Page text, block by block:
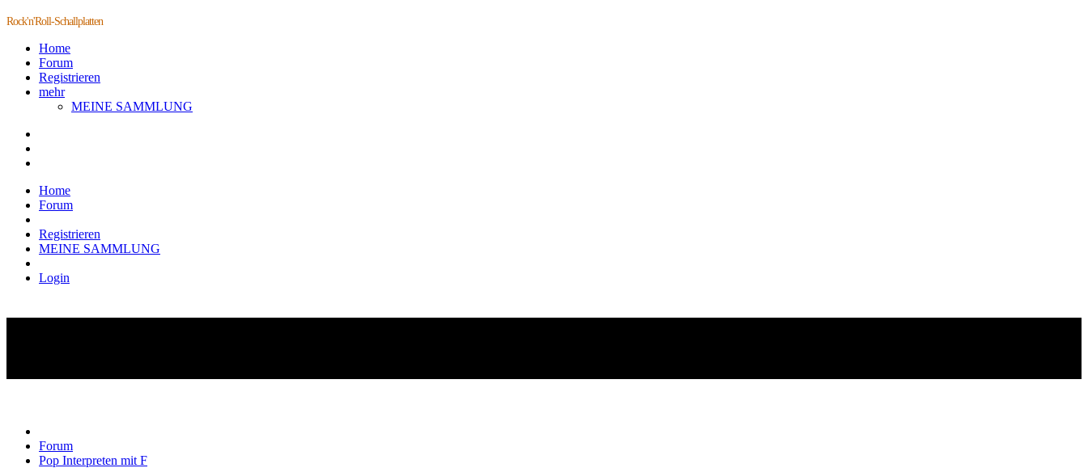
Rock'n'Roll-Schallplatten
Home
Forum
Registrieren
mehr
MEINE SAMMLUNG
Home
Forum
Registrieren
MEINE SAMMLUNG
Login
Forum
Pop Interpreten mit F